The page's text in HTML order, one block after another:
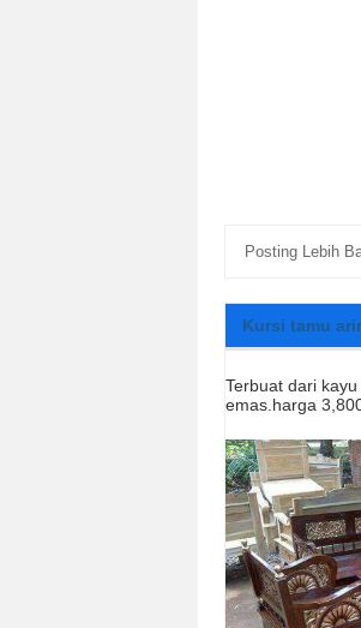
Posting Lebih
Kursi tamu
Terbuat dari
emas.harga